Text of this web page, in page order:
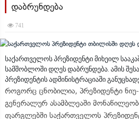
დაბრუნდება
741
საქართველოს პრეზიდენტი მიხეილ
სამშობლოში დღეს დაბრუნდება. ამის
პრეზიდენტის ადმინისტრაციაში
როგორც ცნობილია, პრეზიდენტი
გენერალურ ასამბლეაში
ფარგლებში საქართველოს